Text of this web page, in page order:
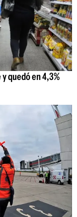
quedó en 4,3%